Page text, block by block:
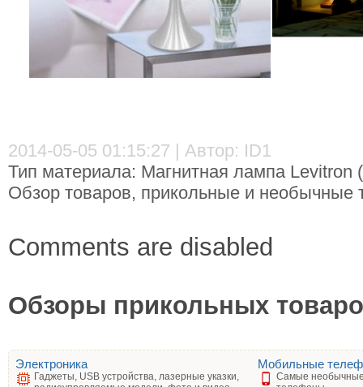
2014-05-05 01:15:27 | Автор: ID1
Тип материала: Магнитная лампа
Обзор товаров, прикольные и
Comments are disabled
Обзоры прикольных
Электроника
Гаджеты, USB устройства, лазерные указки,
Мобильные
Самые